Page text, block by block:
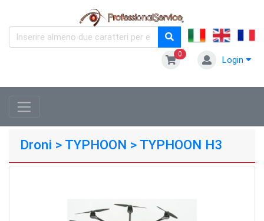
0
Login
Droni > TYPHOON > TYPHOON H3